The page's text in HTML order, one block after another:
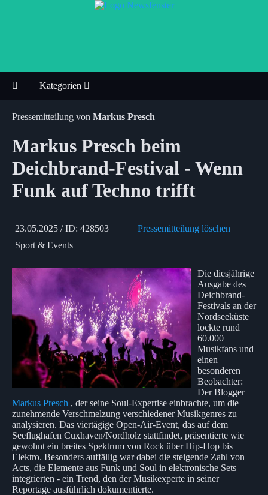
Kategorien
Pressemitteilung von Markus Presch
Markus Presch beim
Deichbrand-Festival - Wenn
Funk auf Techno trifft
23.05.2025 / ID: 428503
Pressemitteilung löschen
Sport & Events
Die diesjährige
Ausgabe des
Deichbrand-
Festivals an der
Nordseeküste
lockte rund
60.000
Musikfans und
einen
besonderen
Beobachter:
Der Blogger
Markus Presch , der seine Soul-Expertise einbrachte, um die
zunehmende Verschmelzung verschiedener Musikgenres zu
analysieren. Das viertägige Open-Air-Event, das auf dem
Seeflughafen Cuxhaven/Nordholz stattfindet, präsentierte wie
gewohnt ein breites Spektrum von Rock über Hip-Hop bis
Elektro. Besonders auffällig war dabei die steigende Zahl von
Acts, die Elemente aus Funk und Soul in elektronische Sets
integrierten - ein Trend, den der Musikexperte in seiner
Reportage ausführlich dokumentierte.